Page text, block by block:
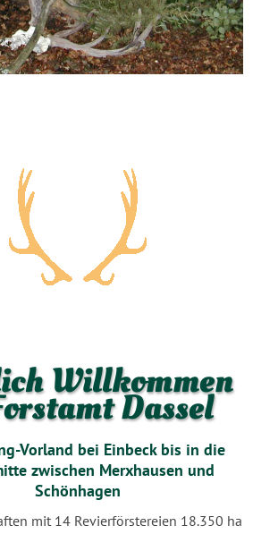
Willkommen
Dassel
Vorland bei Einbeck bis in die
zwischen Merxhausen und
Schönhagen
mit 14 Revierförstereien 18.350 ha